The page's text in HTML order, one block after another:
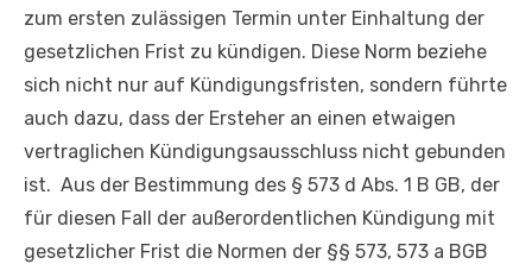
zum ersten zulässigen Termin unter Einhaltung der
gesetzlichen Frist zu kündigen. Diese Norm beziehe
sich nicht nur auf Kündigungsfristen, sondern führte
auch dazu, dass der Ersteher an einen etwaigen
vertraglichen Kündigungsausschluss nicht gebunden
ist. Aus der Bestimmung des § 573 d Abs. 1 B GB, der
für diesen Fall der außerordentlichen Kündigung mit
gesetzlicher Frist die Normen der §§ 573, 573 a BGB